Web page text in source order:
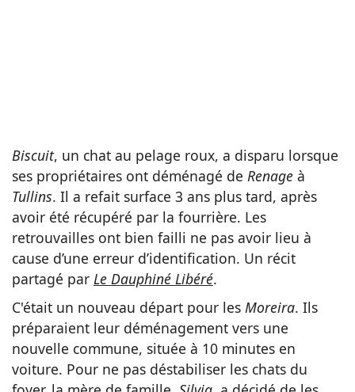
Biscuit, un chat au pelage roux, a disparu lorsque
ses propriétaires ont déménagé de Renage à
Tullins. Il a refait surface 3 ans plus tard, après
avoir été récupéré par la fourrière. Les
retrouvailles ont bien failli ne pas avoir lieu à
cause d’une erreur d’identification. Un récit
partagé par Le Dauphiné Libéré.
C'était un nouveau départ pour les Moreira. Ils
préparaient leur déménagement vers une
nouvelle commune, située à 10 minutes en
voiture. Pour ne pas déstabiliser les chats du